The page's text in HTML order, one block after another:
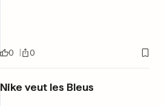
0 0
Nike veut les Bleus